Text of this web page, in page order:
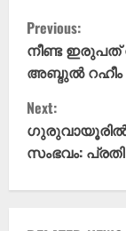
C
o
n
t
i
Previous:
നീണ്ട
അബ്ദുൽ റഹീം
Next:
ഗുരുവായൂരിൽ
സംഭവം: പ്രതി